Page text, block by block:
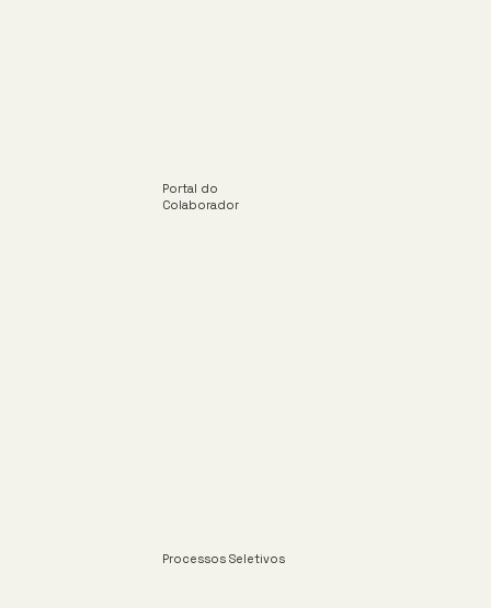
Portal do
Colaborador
Processos Seletivos